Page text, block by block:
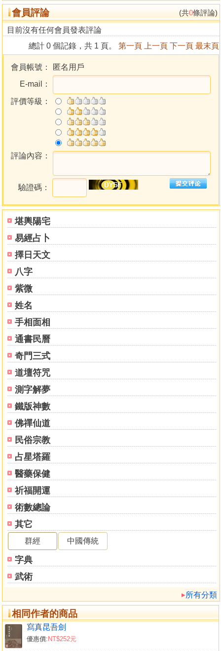
堪輿陽宅
易經占卜
擇日天文
八字
紫微
姓名
手相面相
通書民曆
奇門三式
道壇符咒
測字解夢
鐵版神數
佛禪仙道
民俗宗教
占星塔羅
醫藥保健
祈福開運
術數總論
其它
群經 中國傳統
字典
武術
所有分類
相同作者的商品
寫真昆吾劍
優惠價: NT$252元
會員評論 (共0條評論)
目前沒有任何會員發表評論
總計 0 個記錄，共 1 頁。 第一頁 上一頁 下一頁 最末頁
會員帳號：
匿名用戶
E-mail：
評價等級：
評論內容：
驗證碼：